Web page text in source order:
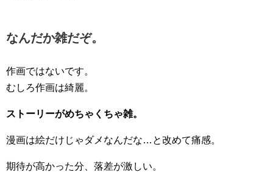
なんだか雑だぞ。
作画ではないです。
むしろ作画は綺麗。
ストーリーがめちゃくちゃ雑。
漫画は絵だけじゃダメなんだな…と改めて痛感。
期待が高かった分、落差が激しい。